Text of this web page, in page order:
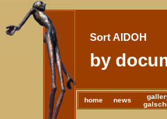
Sort AIDOH
by
home news